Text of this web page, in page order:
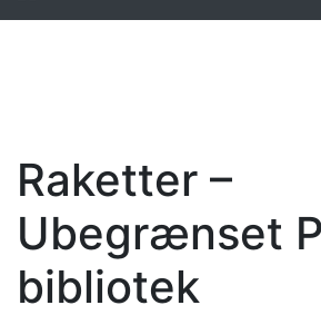
Raketter –
Ubegrænset
bibliotek